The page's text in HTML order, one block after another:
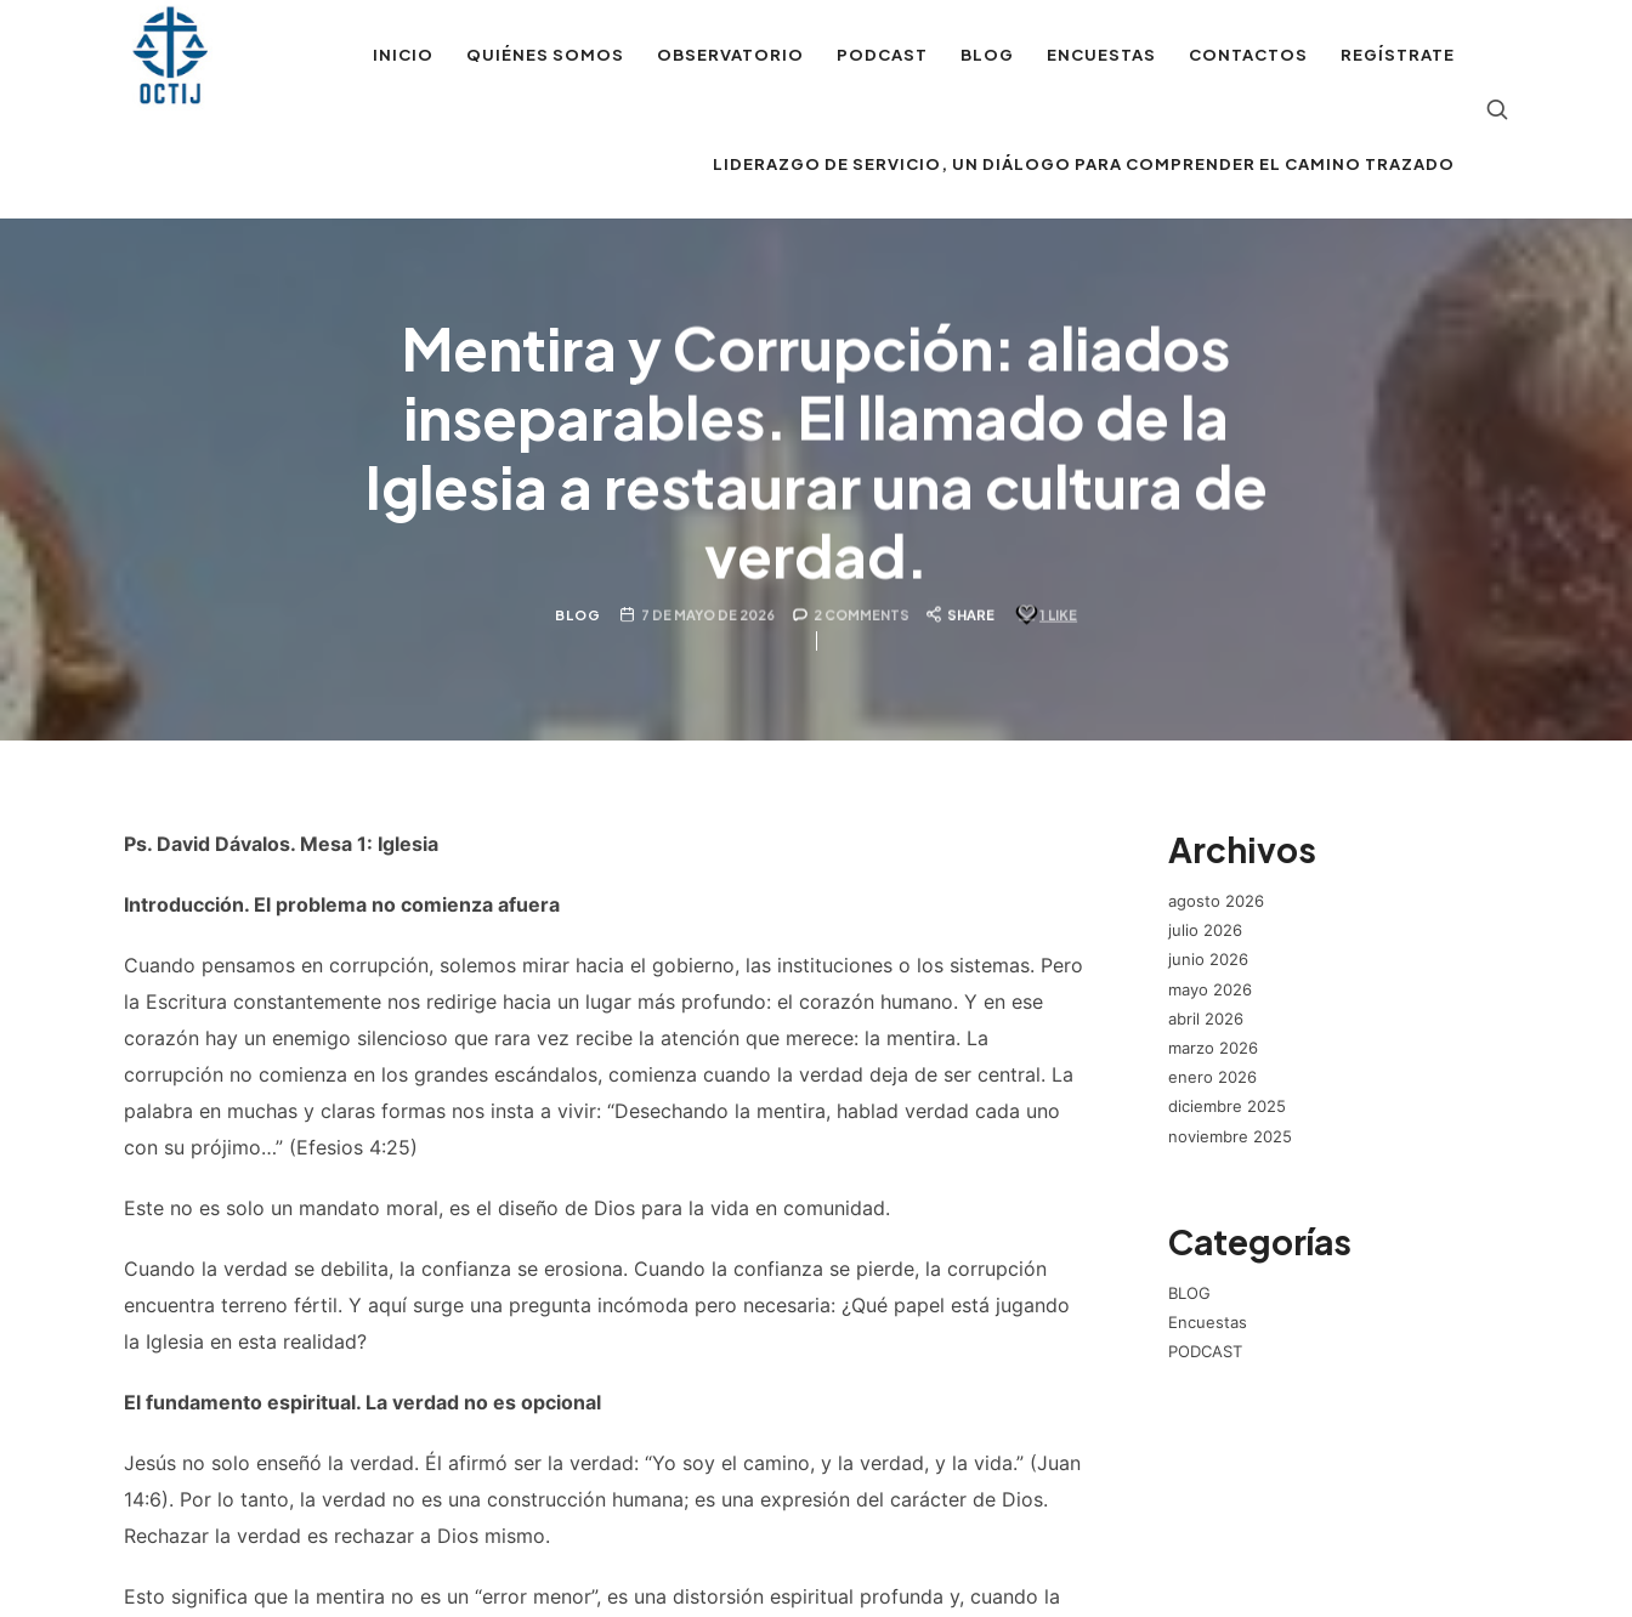
OTIJobservadorINICIO QUIÉNES SOMOS OBSERVATORIO PODCAST BLOG ENCUESTAS CONTACTOS REGÍSTRATE
LIDERAZGO DE SERVICIO, UN DIÁLOGO PARA COMPRENDER EL CAMINO TRAZADO
Mentira y Corrupción: aliados
inseparables. El llamado de la
Iglesia a restaurar una cultura de
verdad.
BLOG 7 DE MAYO DE 2026 2 COMMENTS SHARE 1 LIKE
Ps. David Dávalos. Mesa 1: Iglesia
Introducción. El problema no comienza afuera
Cuando pensamos en corrupción, solemos mirar hacia el gobierno, las instituciones o los sistemas. Pero
la Escritura constantemente nos redirige hacia un lugar más profundo: el corazón humano. Y en ese
corazón hay un enemigo silencioso que rara vez recibe la atención que merece: la mentira. La
corrupción no comienza en los grandes escándalos, comienza cuando la verdad deja de ser central. La
palabra en muchas y claras formas nos insta a vivir: “Desechando la mentira, hablad verdad cada uno
con su prójimo…” (Efesios 4:25)
Este no es solo un mandato moral, es el diseño de Dios para la vida en comunidad.
Cuando la verdad se debilita, la confianza se erosiona. Cuando la confianza se pierde, la corrupción
encuentra terreno fértil. Y aquí surge una pregunta incómoda pero necesaria: ¿Qué papel está jugando
la Iglesia en esta realidad?
El fundamento espiritual. La verdad no es opcional
Jesús no solo enseñó la verdad. Él afirmó ser la verdad: “Yo soy el camino, y la verdad, y la vida.” (Juan
14:6). Por lo tanto, la verdad no es una construcción humana; es una expresión del carácter de Dios.
Rechazar la verdad es rechazar a Dios mismo.
Esto significa que la mentira no es un “error menor”, es una distorsión espiritual profunda y, cuando la
Archivos
agosto 2026
julio 2026
junio 2026
mayo 2026
abril 2026
marzo 2026
enero 2026
diciembre 2025
noviembre 2025
Categorías
BLOG
Encuestas
PODCAST